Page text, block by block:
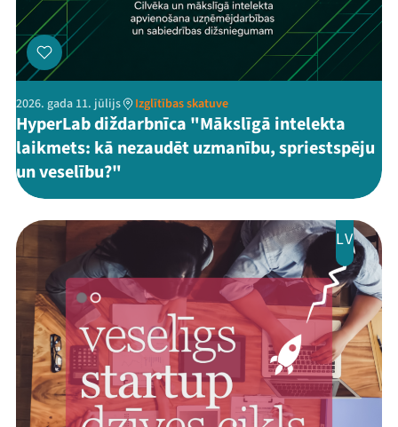
2026. gada 11. jūlijs Izglītības skatuve
HyperLab diždarbnīca "Mākslīgā intelekta
laikmets: kā nezaudēt uzmanību, spriestspēju
un veselību?"
LV